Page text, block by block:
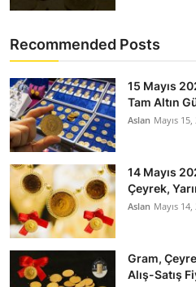
Recommended Posts
15 Mayıs
Tam Altın
Aslan Mayıs 15,
14 Mayıs
Çeyrek,
Aslan Mayıs 14,
Gram,
Alış-Satış